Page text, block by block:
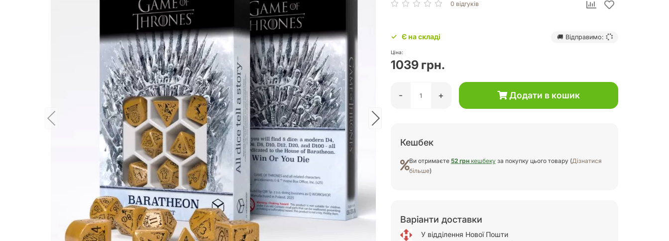
0 відгуків
Є на складі 🚚 Відправимо:
Ціна:
1039 грн.
- + Додати в кошик
Кешбек
Ви отримаєте 52 грнкешбекуза покупку цього товару (Дізнатися
більше)
Варіанти доставки
У відділення Нової Пошти